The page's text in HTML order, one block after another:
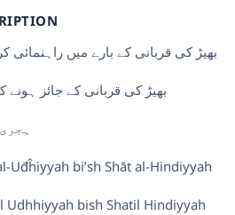
بھیڑ کی قربانی کے بارے میں راہنمائی
بھیڑ کی قربانی کے جائز ہونے
1314 ہجری
Uđĥiyyah bi’sh Shāt al-Hindiyyah
Udhhiyyah bish Shatil Hindiyyah